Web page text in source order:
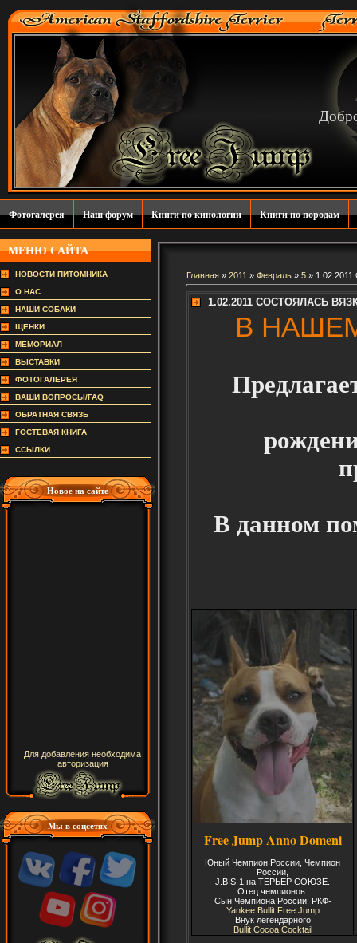
Фотогалерея Наш форум Книги по кинологии Книги по породам
МЕНЮ САЙТА
НОВОСТИ ПИТОМНИКА
О НАС
НАШИ СОБАКИ
ЩЕНКИ
МЕМОРИАЛ
ВЫСТАВКИ
ФОТОГАЛЕРЕЯ
ВАШИ ВОПРОСЫ/FAQ
ОБРАТНАЯ СВЯЗЬ
ГОСТЕВАЯ КНИГА
ССЫЛКИ
Новое на сайте
Для добавления необходима
авторизация
Мы в соцсетях
Главная » 2011 » Февраль » 5 »
1.02.2011 СОСТОЯЛАСЬ
В
В данном
Free Jump Anno Domeni
Юный Чемпион России, Чемпион
России,
J.BIS-1 на ТЕРЬЕР СОЮЗЕ.
Отец чемпионов.
Сын Чемпиона России, РКФ-
Yankee Bullit Free Jump
Внук легендарного
Bullit Cocoa Cocktail